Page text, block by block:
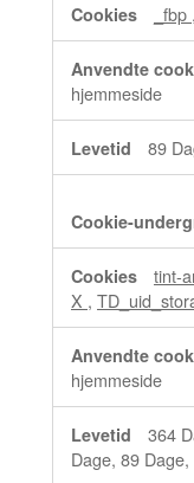
_fbp ,
hjemmeside
89
tint-
X ,
hjemmeside
364
Dage, 89